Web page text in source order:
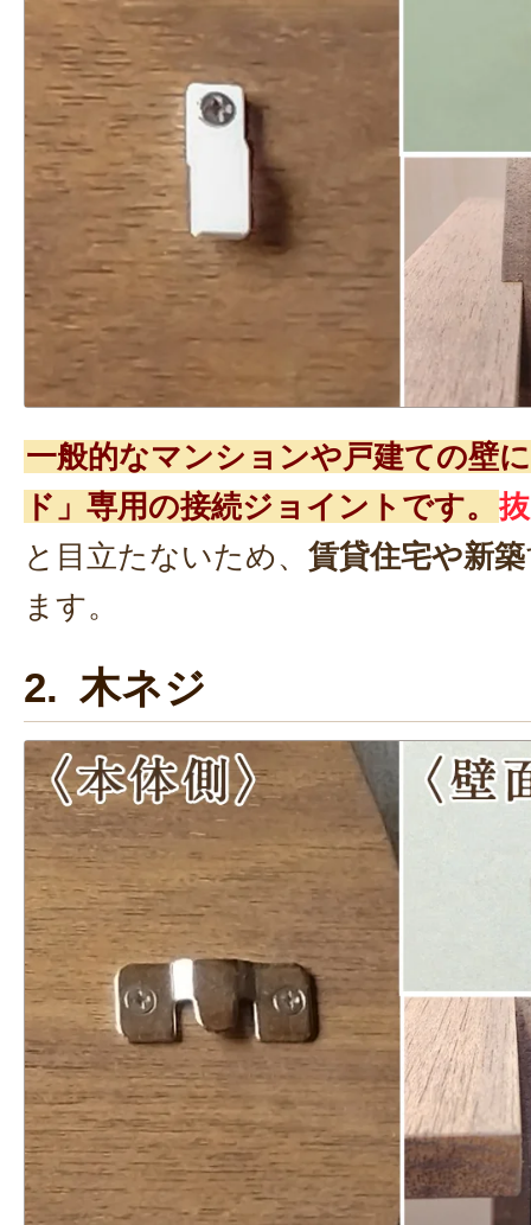
一般的なマンションや戸建ての壁
ド」専用の接続ジョイントです。
と目立たないため、 賃貸住宅や新築
ます。
2. 木ネジ